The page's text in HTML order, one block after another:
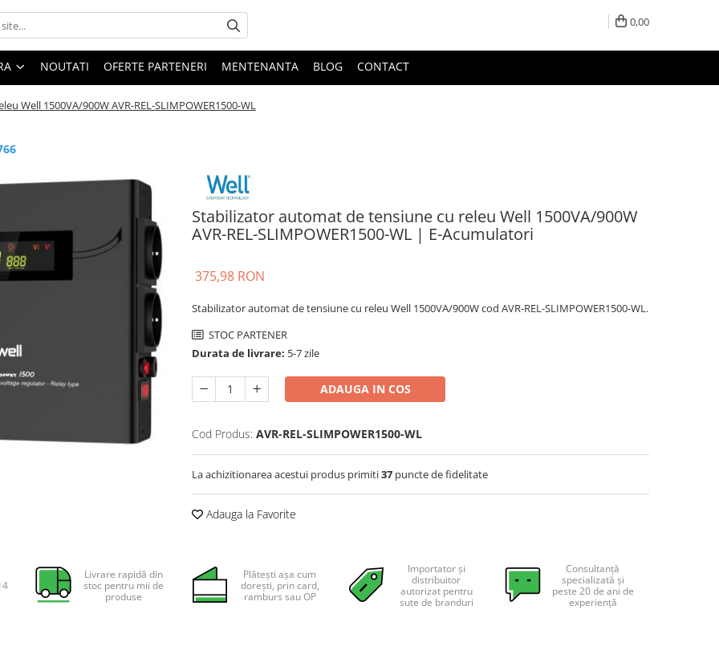
0,00
NOUTATI OFERTE PARTENERI MENTENANTA BLOG CONTACT
Well 1500VA/900W AVR-REL-SLIMPOWER1500-WL
Stabilizator automat de tensiune cu releu Well 1500VA/900W
AVR-REL-SLIMPOWER1500-WL | E-Acumulatori
375,98 RON
Stabilizator automat de tensiune cu releu Well 1500VA/900W cod AVR-REL-SLIMPOWER1500-WL.
STOC PARTENER
Durata de livrare: 5-7 zile
ADAUGA IN COS
Cod Produs: AVR-REL-SLIMPOWER1500-WL
La achizitionarea acestui produs primiti37 puncte de fidelitate
Adauga la Favorite
Livrare rapidă din
stoc pentru mii de
produse
Plătești așa cum
dorești, prin card,
ramburs sau OP
Importator și
distribuitor
autorizat pentru
sute de branduri
Consultanță
specializată și
peste 20 de ani de
experiență